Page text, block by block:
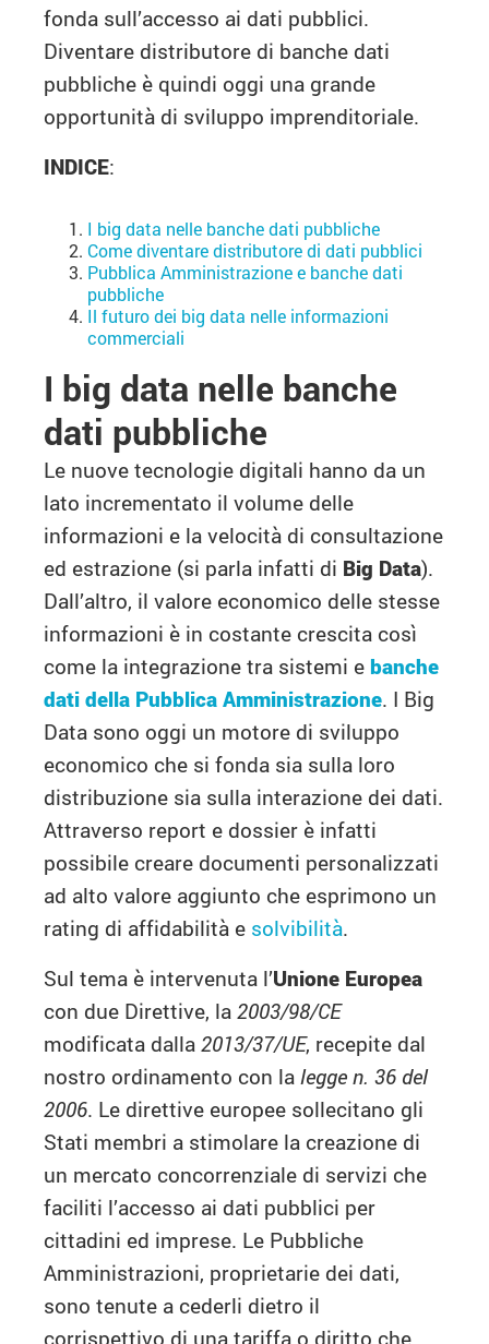
fonda sull’accesso ai dati pubblici.
Diventare distributore di banche dati
pubbliche è quindi oggi una grande
opportunità di sviluppo imprenditoriale.
INDICE:
I big data nelle banche dati pubbliche
Come diventare distributore di dati pubblici
Pubblica Amministrazione e banche dati
pubbliche
Il futuro dei big data nelle informazioni
commerciali
I big data nelle banche
dati pubbliche
Le nuove tecnologie digitali hanno da un
lato incrementato il volume delle
informazioni e la velocità di consultazione
ed estrazione (si parla infatti di Big Data).
Dall’altro, il valore economico delle stesse
informazioni è in costante crescita così
come la integrazione tra sistemi e banche
dati della Pubblica Amministrazione. I Big
Data sono oggi un motore di sviluppo
economico che si fonda sia sulla loro
distribuzione sia sulla interazione dei dati.
Attraverso report e dossier è infatti
possibile creare documenti personalizzati
ad alto valore aggiunto che esprimono un
rating di affidabilità e solvibilità.
Sul tema è intervenuta l’Unione Europea
con due Direttive, la 2003/98/CE
modificata dalla 2013/37/UE, recepite dal
nostro ordinamento con la legge n. 36 del
2006. Le direttive europee sollecitano gli
Stati membri a stimolare la creazione di
un mercato concorrenziale di servizi che
faciliti l’accesso ai dati pubblici per
cittadini ed imprese. Le Pubbliche
Amministrazioni, proprietarie dei dati,
sono tenute a cederli dietro il
corrispettivo di una tariffa o diritto che